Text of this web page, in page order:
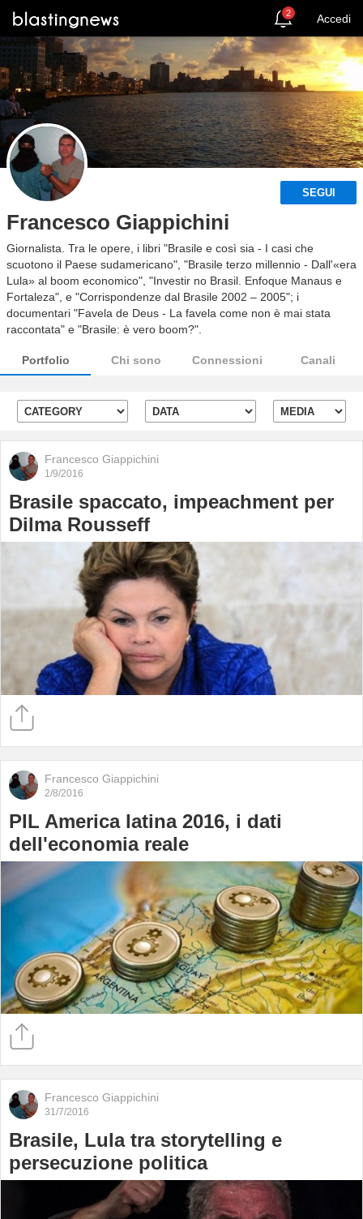
2 Accedi
SEGUI
Francesco Giappichini
Giornalista. Tra le opere, i libri "Brasile e così sia - I casi che
scuotono il Paese sudamericano", "Brasile terzo millennio - Dall'«era
Lula» al boom economico", "Investir no Brasil. Enfoque Manaus e
Fortaleza", e "Corrispondenze dal Brasile 2002 – 2005"; i
documentari "Favela de Deus - La favela come non è mai stata
raccontata" e "Brasile: è vero boom?".
Portfolio Chi sono Connessioni Canali
Francesco Giappichini
1/9/2016
Brasile spaccato, impeachment per
Dilma Rousseff
Francesco Giappichini
2/8/2016
PIL America latina 2016, i dati
dell'economia reale
Francesco Giappichini
31/7/2016
Brasile, Lula tra storytelling e
persecuzione politica